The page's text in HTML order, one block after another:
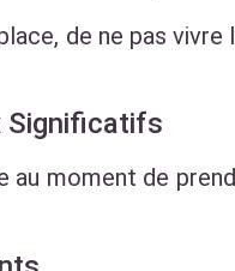
de ne pas
Significatifs
au moment de